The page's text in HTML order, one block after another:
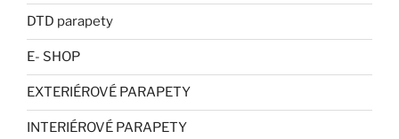
DTD parapety
E- SHOP
EXTERIÉROVÉ PARAPETY
INTERIÉROVÉ PARAPETY